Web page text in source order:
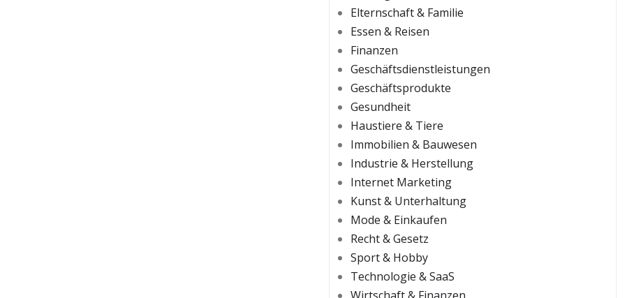
Elternschaft & Familie
Essen & Reisen
Finanzen
Geschäftsdienstleistungen
Geschäftsprodukte
Gesundheit
Haustiere & Tiere
Immobilien & Bauwesen
Industrie & Herstellung
Internet Marketing
Kunst & Unterhaltung
Mode & Einkaufen
Recht & Gesetz
Sport & Hobby
Technologie & SaaS